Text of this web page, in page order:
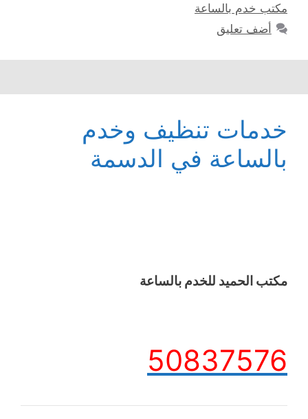
مكتب خدم بالساعة
أضف تعليق
خدمات تنظيف وخدم
بالساعة في الدسمة
مكتب الحميد للخدم بالساعة
50837576